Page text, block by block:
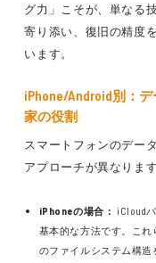
グ力」こそが、単なる
寄り添い、復旧の精度
います。
iPhone/Android別：
家の役割
スマートフォンのデー
アプローチが異なります
iPhoneの場合： iCloud
基本的な方法です。これ
のファイルシステム構